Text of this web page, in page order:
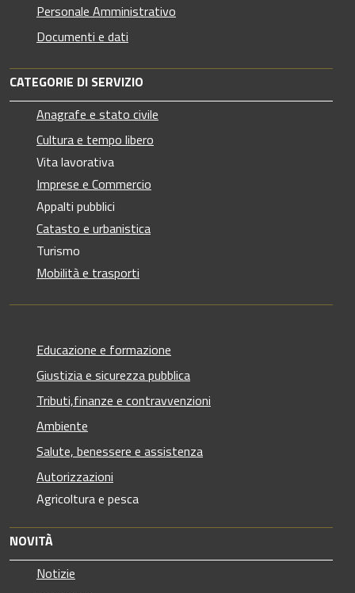
Personale Amministrativo
Documenti e dati
CATEGORIE DI SERVIZIO
Anagrafe e stato civile
Cultura e tempo libero
Vita lavorativa
Imprese e Commercio
Appalti pubblici
Catasto e urbanistica
Turismo
Mobilità e trasporti
Educazione e formazione
Giustizia e sicurezza pubblica
Tributi,finanze e contravvenzioni
Ambiente
Salute, benessere e assistenza
Autorizzazioni
Agricoltura e pesca
NOVITÀ
Notizie